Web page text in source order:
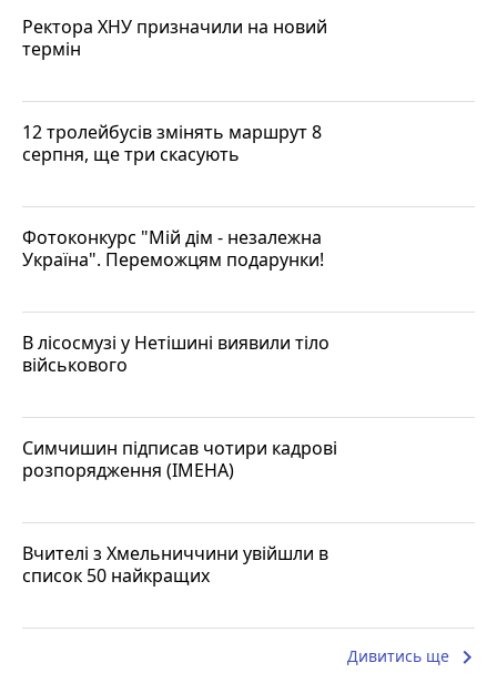
Ректора ХНУ призначили на новий
термін
12 тролейбусів змінять маршрут 8
серпня, ще три скасують
Фотоконкурс "Мій дім - незалежна
Україна". Переможцям подарунки!
В лісосмузі у Нетішині виявили тіло
військового
Симчишин підписав чотири кадрові
розпорядження (ІМЕНА)
Вчителі з Хмельниччини увійшли в
список 50 найкращих
Дивитись ще keyboard_arrow_right